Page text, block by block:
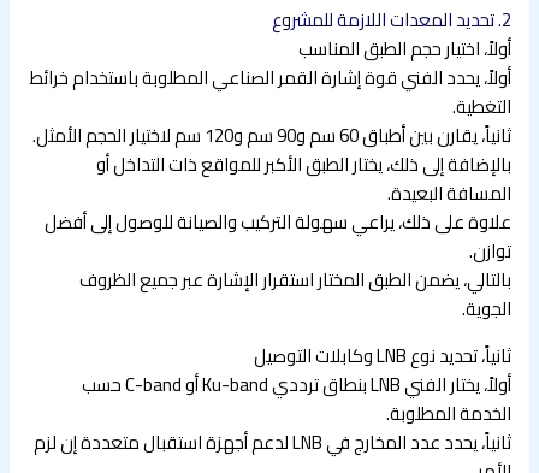
2. تحديد المعدات اللازمة للمشروع
أولاً، اختيار حجم الطبق المناسب
أولاً، يحدد الفني قوة إشارة القمر الصناعي المطلوبة باستخدام خرائط
التغطية.
ثانياً، يقارن بين أطباق 60 سم و90 سم و120 سم لاختيار الحجم الأمثل.
بالإضافة إلى ذلك، يختار الطبق الأكبر للمواقع ذات التداخل أو
المسافة البعيدة.
علاوة على ذلك، يراعي سهولة التركيب والصيانة للوصول إلى أفضل
توازن.
بالتالي، يضمن الطبق المختار استقرار الإشارة عبر جميع الظروف
الجوية.
ثانياً، تحديد نوع LNB وكابلات التوصيل
أولاً، يختار الفني LNB بنطاق ترددي Ku-band أو C-band حسب
الخدمة المطلوبة.
ثانياً، يحدد عدد المخارج في LNB لدعم أجهزة استقبال متعددة إن لزم